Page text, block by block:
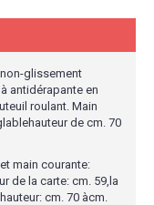
glissement
antidérapante en
roulant. Main
de cm. 70
main courante:
de la carte: cm. 59,la
cm. 70 àcm.